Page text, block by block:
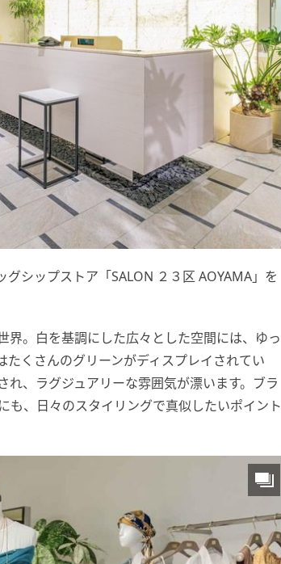
シップストア「SALON ２３区 AOYAMA」を
界。白を基調にした広々とした空間には、ゆっ
くさんのグリーンがディスプレイされてい
、ラグジュアリーな雰囲気が漂います。ブラ
も、日々のスタイリングで真似したいポイント